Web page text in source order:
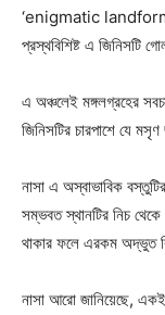
‘enigmatic landform’
প্রস্থবিশিষ্ট এ জিনিসটি
এ অঞ্চলেই মঙ্গলগ্রহের
জিনিসটির চারপাশে যে
নাসা এ অস্বাভাবিক
সম্ভবত স্থানটির নিচ
থাকার ফলে এরকম অদ্ভুত
নাসা আরো জানিয়েছে,